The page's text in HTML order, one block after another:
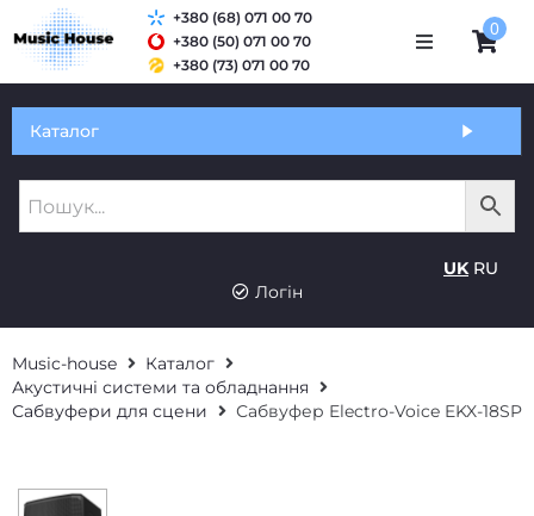
Оплата і доставка
+380 (68) 071 00 70
+380 (50) 071 00 70
+380 (73) 071 00 70
0
Каталог
UK RU
Логін
Music-house
Каталог
Акустичні системи та обладнання
Сабвуфери для сцени
Сабвуфер Electro-Voice EKX-18SP